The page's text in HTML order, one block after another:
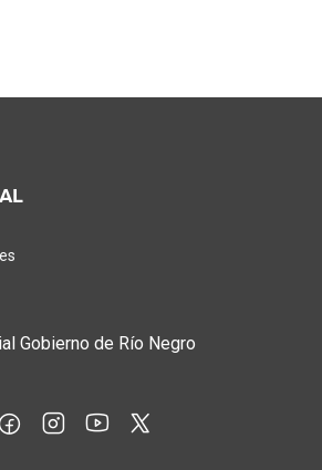
Gobierno de Río Negro